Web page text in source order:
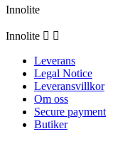
Innolite
Innolite  
Leverans
Legal Notice
Leveransvillkor
Om oss
Secure payment
Butiker